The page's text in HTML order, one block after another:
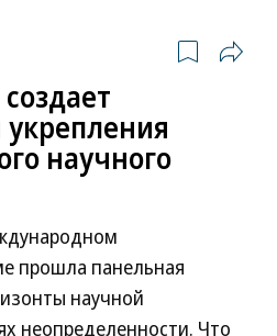
научного
прошла панельная
научной
неопределенности. Что